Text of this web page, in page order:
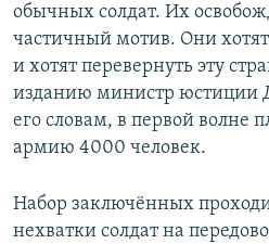
обычных солдат. Их
частичный мотив. Они
и хотят перевернуть эту
изданию министр юстиции
его словам, в первой волне
армию 4000 человек.
Набор заключённых
нехватки солдат на